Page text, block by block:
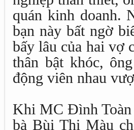
quán kinh doanh.
bạn này bất ngờ
bấy lâu của hai vợ
thân bật khóc,
động viên nhau
Khi MC Đình Toàn
bà Bùi Thị Màu